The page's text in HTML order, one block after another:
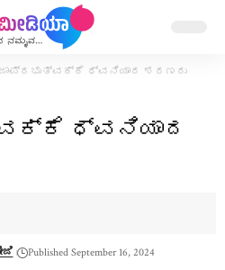
ಧ್ವನಿಯಾದ ಶರಣರು
ಧ್ವನಿಯಾದ
Published September 16, 2024